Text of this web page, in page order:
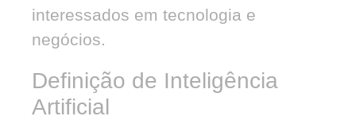
interessados em tecnologia e
negócios.
Definição de Inteligência
Artificial